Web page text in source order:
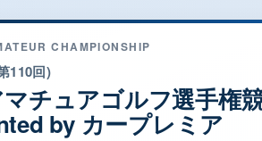
CHAMPIONSHIP
110回)
マチュアゴルフ選手権
by カープレミア